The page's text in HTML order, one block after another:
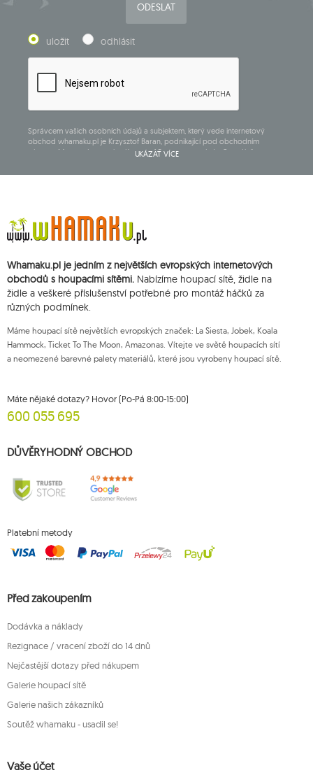
ODESLAT
uložit odhlásit
Správcem vašich osobních údajů a subjektem, který vede internetový
obchod whamaku.pl je Krzysztof Baran, podnikající pod obchodním
názvem: Mouton Interactive Krzysztof Baran zapsaný do Centrálního
doby zrušení subskripce.
Přísluší vám právo k požádání o přístup k vašim osobním údajům, jejich
opravě, odstranění, omezení zpracování, podání námitky vůči zpracování
souhlasu v libovolném momentu aniž je tím dotčena zákonnost zpracování,
které bylo provedeno na základě souhlasu před jeho zrušením. Za tímto
účelem můžete kontaktovat zákaznický servis Mouton Interactive na e-
mailové adrese nebo písemně na adrese firmy.
UKÁZAT VÍCE
Whamaku.pl je jedním z největších evropských internetových
obchodů s houpacími sítěmi. Nabízíme houpací sítě, židle na
židle a veškeré příslušenství potřebné pro montáž háčků za
různých podmínek.
Máme houpací sítě největších evropských značek: La Siesta, Jobek, Koala
Hammock, Ticket To The Moon, Amazonas. Vítejte ve světě houpacích sítí
a neomezené barevné palety materiálů, které jsou vyrobeny houpací sítě.
Máte nějaké dotazy? Hovor (Po-Pá 8:00-15:00)
600 055 695
DŮVĚRYHODNÝ OBCHOD
Platební metody
Před zakoupením
Dodávka a náklady
Rezignace / vracení zboží do 14 dnů
Nejčastější dotazy před nákupem
Galerie houpací sítě
Galerie našich zákazníků
Soutěž whamaku - usadil se!
Vaše účet